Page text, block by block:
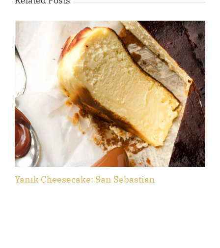
Yanık Cheesecake: San Sebastian